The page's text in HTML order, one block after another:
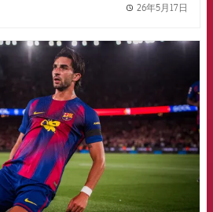
26年5月17日
FCB Barcelona badge